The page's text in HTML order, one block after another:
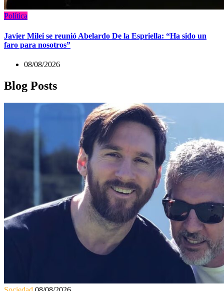
Política
Javier Milei se reunió Abelardo De la Espriella: “Ha sido un
faro para nosotros”
08/08/2026
Blog Posts